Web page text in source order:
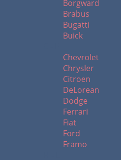
Borgward
Brabus
Bugatti
Buick
Chevrolet
Chrysler
Citroen
DeLorean
Dodge
Ferrari
Fiat
Ford
Framo